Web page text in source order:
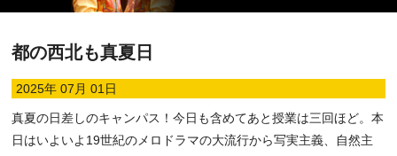
都の西北も真夏日
2025年 07月 01日
真夏の日差しのキャンパス！今日も含めてあと授業は三回ほど。本
日はいよいよ19世紀のメロドラマの大流行から写実主義、自然主